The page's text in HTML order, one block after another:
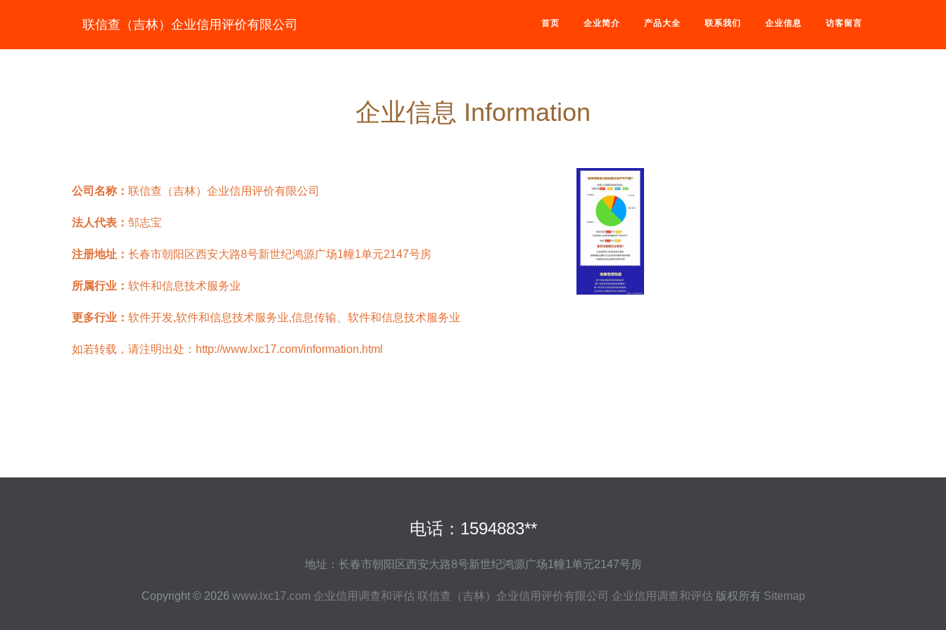
联信查（吉林）企业信用评价有限公司 首页 企业简介 产品大全 联系我们 企业信息 访客留言
企业信息 Information
公司名称： 联信查（吉林）企业信用评价有限公司
法人代表： 邹志宝
注册地址： 长春市朝阳区西安大路8号新世纪鸿源广场1幢1单元2147号房
所属行业： 软件和信息技术服务业
更多行业： 软件开发,软件和信息技术服务业,信息传输、软件和信息技术服务业
如若转载，请注明出处：http://www.lxc17.com/information.html
电话：1594883**
地址：长春市朝阳区西安大路8号新世纪鸿源广场1幢1单元2147号房
Copyright © 2026 www.lxc17.com 企业信用调查和评估 联信查（吉林）企业信用评价有限公司 企业信用调查和评估 版权所有 Sitemap